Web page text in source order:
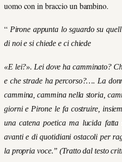
uomo con in braccio un bambino.
“ Pirone appunta lo sguardo su
di noi e si chiede e ci chiede
«E lei?». Lei dove ha camminato?
e che strade ha percorso?…. La
cammina, cammina nella storia,
giorni e Pirone le fa costruire,
una catena poetica ma lucida
avanti e di quotidiani ostacoli per
la propria voce.” (Tratto dal testo